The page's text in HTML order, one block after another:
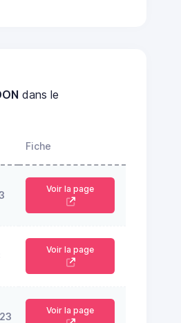
dans le
Fiche
Voir la page
Voir la page
Voir la page